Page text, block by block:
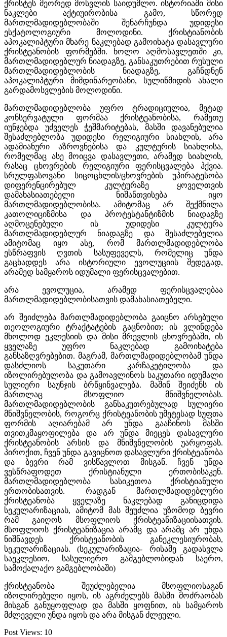
ქრისტეს მეორედ მოსვლის საიდუმლო. ისტორიაში მისი
ნაკლები აქტიუირობისა გამო, სწორედ
მართლმადიდებლობაში შენარჩუნდა უდიდესი
ესქატოლოგიური მოლოდინი. ქრისტიანობის
აპოკალიპტური მხარე ნაკლებად გამოიხატა დასავლური
ქრისტეანობის ფორმებში. ხოლო აღმოსავლეთში კი,
მართლმადიდებლურ ნიადაგზე, განსაკუთრებით რუსული
მართლმადიდებლობის ნიადაგზე, გაჩნდნენ
აპოკალიპტური მიმდინარეობანი, სულიწმიდის ახალი
გარდამოსვლების მოლოდინი.
მართლმადიდებლობა უფრო ტრადიციულია, მეტად
კონსერვატული ფორმაა ქრისტეანობისა, რამეთუ
იუნჯებდა უძველეს ჭეშმარიტებას, მასში დავანებულია
შესაძლებლობა უდიდესი რელიგიური სიახლის, არა
ადამიანური აზროვნებისა და კულტურის სიახლისა,
რომელმაც ასე მოიცვა დასავლეთი, არამედ სიახლის,
რასაც ცხოვრების რელიგიური ფერისცვალება ჰქვია.
სრულფასოვანი სიცოცხლის/ცხოვრების უპირატესობა
დიფერენცირებულ კულტურაზე ყოველთვის
დამახასიათებელი ნიშანთვისება იყო
მართლმადიდებლობისა. ამიტომაც არ შექმნილა
კათოლიციზმისა და პროტესტანტიზმის ნიადაგზე
აღმოცენებული ის უდიდესი კულტურა
მართლმადიდებლურ ნიადაგზე და შესაძლებელია
ამიტომაც იყო ასე, რომ მართლმადიდებლობა
ესწრაფვის ღვთის სასუფეველს, რომელიც უნდა
გაცხადდეს არა ისტორიული ევოლუციის შედეგად,
არამედ სამყაროს იდუმალი ფერისცვალებით.
არა ევოლუცია, არამედ ფერისცვალებაა
მართლმადიდებლობისათვის დამახასიათებელი.
არ შეიძლება მართლმადიდებლობა გაიცნო არსებული
თეოლოგიური ტრაქტატების გაცნობით; ის ვლინდება
მხოლოდ ეკლესიის და მისი მრევლის ცხოვრებაში, ის
ყველაზე უფრო ნაკლებად გამოიხატება
განსაზღვრებებით. მაგრამ, მართლმადიდებლობამ უნდა
დასძლიოს საკუთარი კარჩაკეტილობა და
იზოლირებულობა და გამოავლინოს საკუთარი იდუმალი
სულიერი საუნჯის ბრწყინვალება. მაშინ შეიძენს ის
მართლაც მსოფლიო მნიშვნელობას.
მართლმადიდებლობის განსაკუთრებულად სულიერი
მნიშვნელობის, როგორც ქრისტეანობის უმეტესად სუფთა
ფორმის აღიარებამ არ უნდა გააჩინოს მასში
თვითკმაყოფილება და არ უნდა მიეცეს დასავლური
ქრისტეანობის არსის და მნიშვნელობის უარყოფას.
პიროქით, ჩვენ უნდა გავიცნოთ დასავლური ქრისტეანობა
და ბევრი რამ ვისწავლოთ მისგან. ჩვენ უნდა
ვესწრაფოდეთ ქრისტიანული ერთობისაკენ.
მართლმადიდებლობა სასიკეთოა ქრისტიანული
ერთობისათვის. რადგან მართლმადიდებლური
ქრისტეანობა ყველაზე ნაკლებად განიცდიდა
სეკულარიზაციას, ამიტომ მას შეუძლია უზომოდ ბევრი
რამ გაიღოს მსოფლიოს ქრისტეანიზაციისათვის.
მსოფლიოს ქრისტეანიზაცია არამც და არამც არ უნდა
ნიშნავდეს ქრისტეანობის განეკლესიურობას,
სეკულარიზაციას. (სეკულარიზაცია- რისამე გადასვლა
საეკლესიო, სასულიერო გამგებლობიდან საერო,
სამოქალაქო გამგებლობაში)
ქრისტეანობა შეუძლებელია მსოფლიოსაგან
იზოლირებული იყოს, ის აგრძელებს მასში მოძრაობას
მისგან განუყოფლად და მასში ყოფნით, ის სამყაროს
მძლეველი უნდა იყოს და არა მისგან ძლეული.
Post Views: 10